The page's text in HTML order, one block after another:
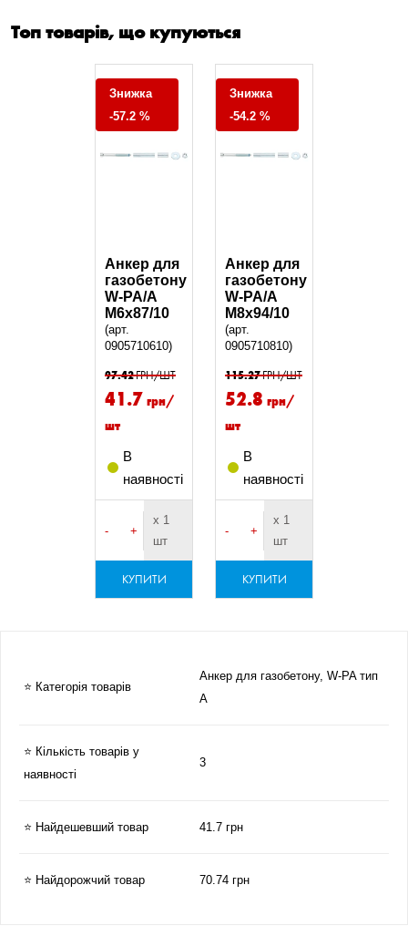
Топ товарів, що купуються
Знижка
-57.2 %
Анкер для
газобетону
W-PA/A
M6x87/10
(арт.
0905710610)
97.42ГРН/ШТ
41.7 грн/
шт
В
наявності
- +
х 1
шт
КУПИТИ
Знижка
-54.2 %
Анкер для
газобетону
W-PA/A
M8x94/10
(арт.
0905710810)
115.27ГРН/ШТ
52.8 грн/
шт
В
наявності
- +
х 1
шт
КУПИТИ
⭐ Категорія товарів
Анкер для газобетону, W-PA тип
A
⭐ Кількість товарів у
наявності
3
⭐ Найдешевший товар 41.7 грн
⭐ Найдорожчий товар 70.74 грн